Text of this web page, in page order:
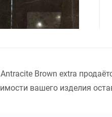
Brown extra
вашего изделия